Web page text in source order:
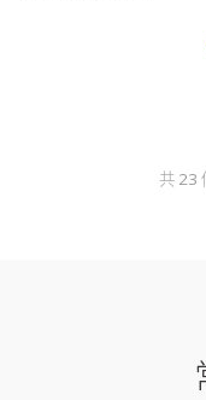
共 23